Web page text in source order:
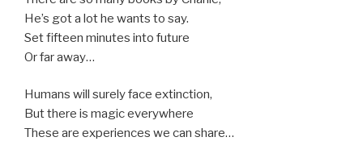
He’s got a lot he wants to say.
Set fifteen minutes into future
Or far away…
Humans will surely face extinction,
But there is magic everywhere
These are experiences we can share…